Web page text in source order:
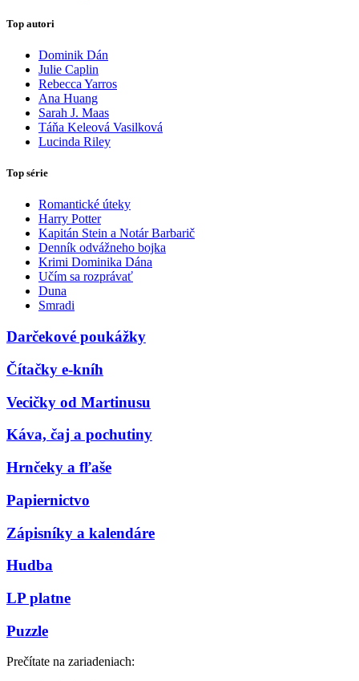
Top autori
Dominik Dán
Julie Caplin
Rebecca Yarros
Ana Huang
Sarah J. Maas
Táňa Keleová Vasilková
Lucinda Riley
Top série
Romantické úteky
Harry Potter
Kapitán Stein a Notár Barbarič
Denník odvážneho bojka
Krimi Dominika Dána
Učím sa rozprávať
Duna
Smradi
Darčekové poukážky
Čítačky e-kníh
Vecičky od Martinusu
Káva, čaj a pochutiny
Hrnčeky a fľaše
Papiernictvo
Zápisníky a kalendáre
Hudba
LP platne
Puzzle
Prečítate na zariadeniach: